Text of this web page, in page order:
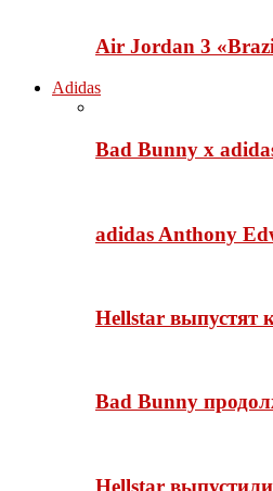
Air Jordan 3
Adidas
Bad Bunny x
adidas Anthony
Hellstar выпустят
Bad Bunny
Hellstar